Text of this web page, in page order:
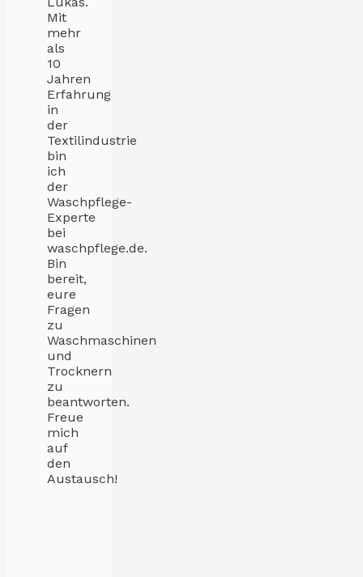
Mit
mehr
als
10
Jahren
Erfahrung
in
der
Textilindustrie
bin
ich
der
Waschpflege-
Experte
bei
waschpflege.de.
Bin
bereit,
eure
Fragen
zu
Waschmaschinen
und
Trocknern
zu
beantworten.
Freue
mich
auf
den
Austausch!